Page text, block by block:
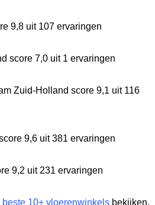
9,8 uit 107 ervaringen
score 7,0 uit 1 ervaringen
Zuid-Holland score 9,1 uit 116
9,6 uit 381 ervaringen
9,2 uit 231 ervaringen
beste 10+ vloerenwinkels bekijken.